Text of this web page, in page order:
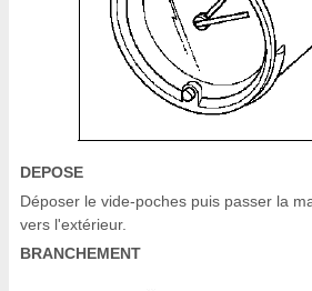
DEPOSE
Déposer le vide-poches puis passer la
vers l'extérieur.
BRANCHEMENT